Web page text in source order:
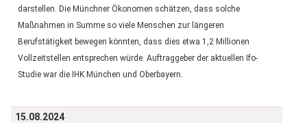
darstellen. Die Münchner Ökonomen schätzen, dass solche
Maßnahmen in Summe so viele Menschen zur längeren
Berufstätigkeit bewegen könnten, dass dies etwa 1,2 Millionen
Vollzeitstellen entsprechen würde. Auftraggeber der aktuellen Ifo-
Studie war die IHK München und Oberbayern.
15.08.2024